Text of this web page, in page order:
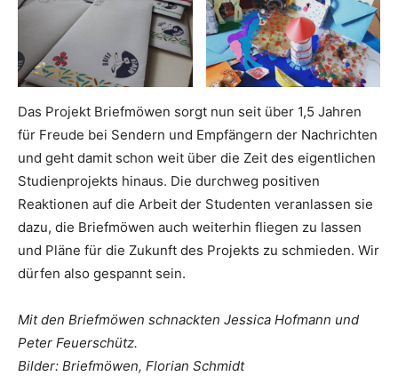
Das Projekt Briefmöwen sorgt nun seit über 1,5 Jahren
für Freude bei Sendern und Empfängern der Nachrichten
und geht damit schon weit über die Zeit des eigentlichen
Studienprojekts hinaus. Die durchweg positiven
Reaktionen auf die Arbeit der Studenten veranlassen sie
dazu, die Briefmöwen auch weiterhin fliegen zu lassen
und Pläne für die Zukunft des Projekts zu schmieden. Wir
dürfen also gespannt sein.
Mit den Briefmöwen schnackten Jessica Hofmann und
Peter Feuerschütz.
Bilder: Briefmöwen, Florian Schmidt